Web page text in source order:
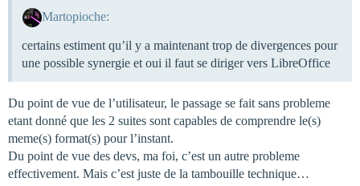
Martopioche:
certains estiment qu’il y a maintenant trop de divergences pour
une possible synergie et oui il faut se diriger vers LibreOffice
Du point de vue de l’utilisateur, le passage se fait sans probleme
etant donné que les 2 suites sont capables de comprendre le(s)
meme(s) format(s) pour l’instant.
Du point de vue des devs, ma foi, c’est un autre probleme
effectivement. Mais c’est juste de la tambouille technique…